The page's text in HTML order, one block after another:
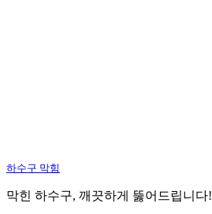
하수구 막힘
막힌 하수구, 깨끗하게 뚫어드립니다!